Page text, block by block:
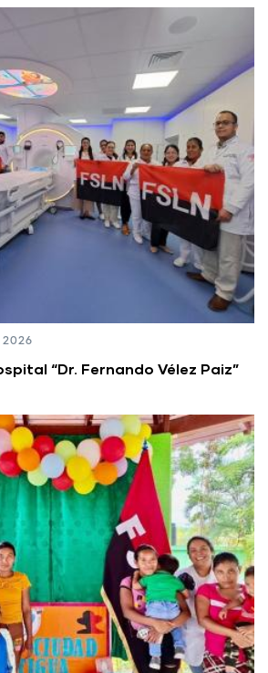
2026
“Dr. Fernando Vélez Paiz”